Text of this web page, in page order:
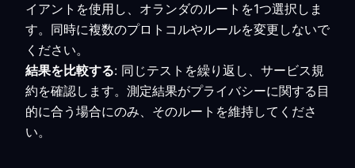
イアントを使用し、オランダのルートを1つ選択しま
す。同時に複数のプロトコルやルールを変更しないで
ください。
結果を比較する: 同じテストを繰り返し、サービス規
約を確認します。測定結果がプライバシーに関する目
的に合う場合にのみ、そのルートを維持してくださ
い。